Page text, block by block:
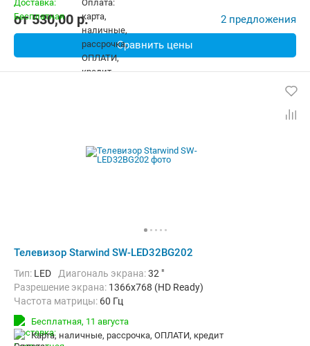
от530,00 p. 2 предложения
Сравнить цены
Телевизор Starwind SW-LED32BG202
Тип: LED Диагональ экрана:32 "
Разрешение экрана: 1366x768 (HD Ready)
Частота матрицы: 60 Гц
Бесплатная, 11 августа
карта, наличные, рассрочка, ОПЛАТИ, кредит